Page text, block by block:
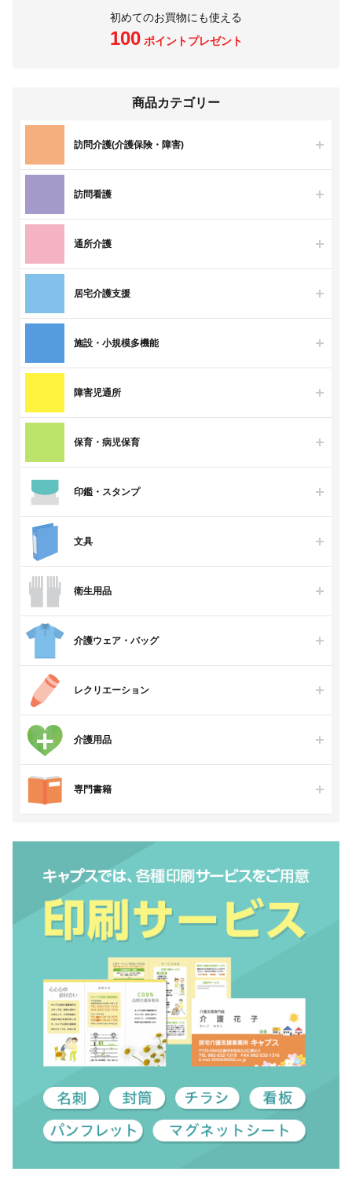
初めてのお買物にも使える
100ポイントプレゼント
商品カテゴリー
訪問介護(介護保険・障害)
訪問看護
通所介護
居宅介護支援
施設・小規模多機能
障害児通所
保育・病児保育
印鑑・スタンプ
文具
衛生用品
介護ウェア・バッグ
レクリエーション
介護用品
専門書籍